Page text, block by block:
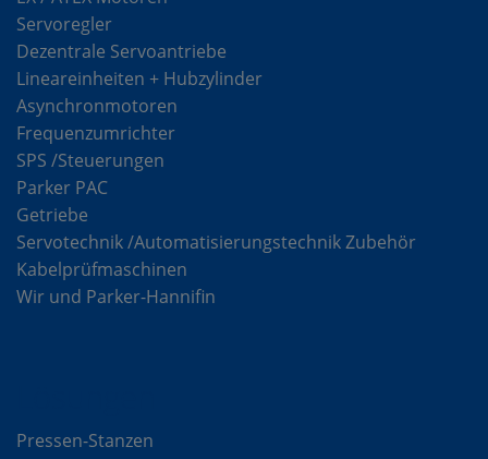
Servoregler
Dezentrale Servoantriebe
Lineareinheiten + Hubzylinder
Asynchronmotoren
Frequenzumrichter
SPS /Steuerungen
Parker PAC
Getriebe
Servotechnik /Automatisierungstechnik Zubehör
Kabelprüfmaschinen
Wir und Parker-Hannifin
Pressen-Stanzen